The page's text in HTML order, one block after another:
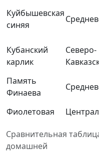
Сравнительная
домашней
Куйбышевская
синяя
Кубанский
карлик
Северо-
Память
Финаева
Фиолетовая